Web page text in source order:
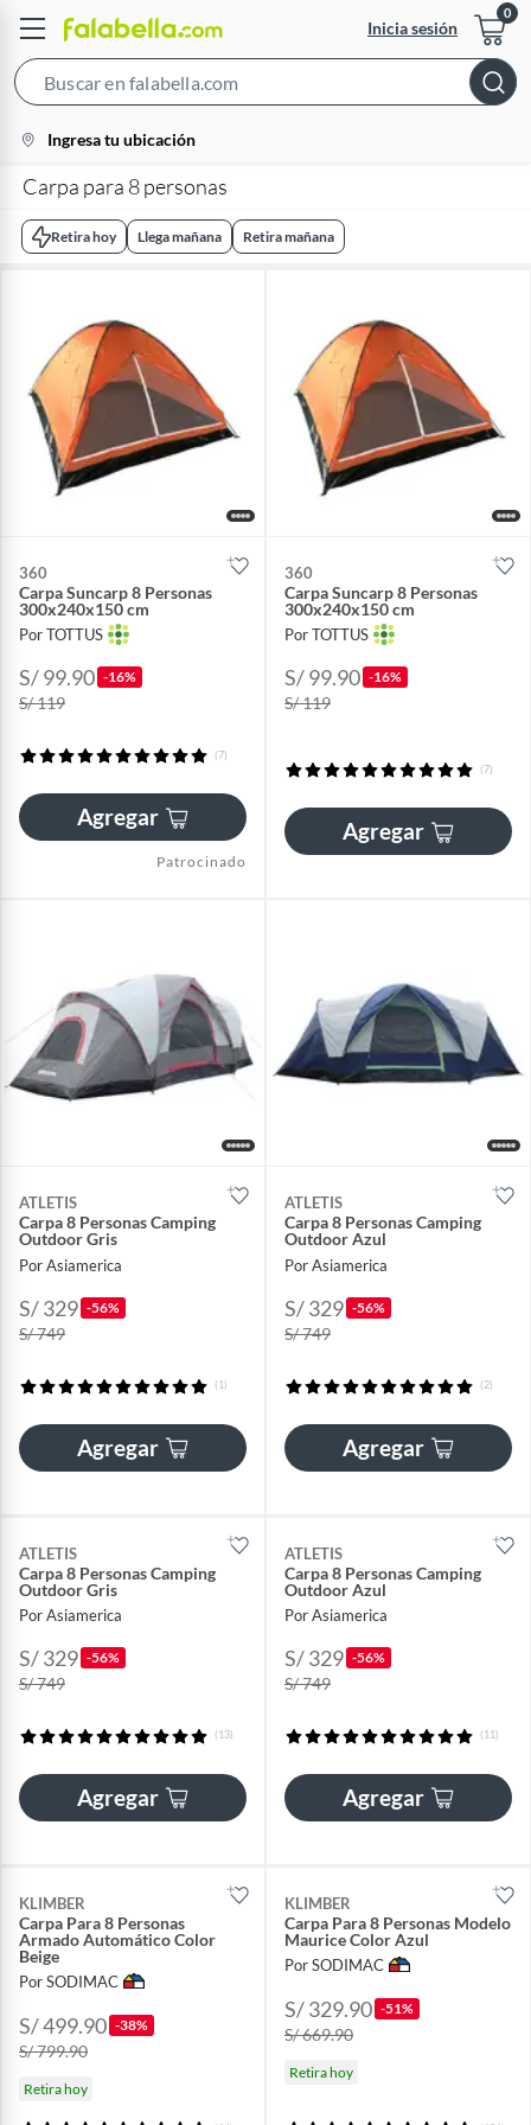
Inicia sesión
Bar
location-
icon
Ingresa tu ubicación
Carpa para 8 personas
Retira hoy Llega mañana Retira mañana
360
Carpa Suncarp 8 Personas
300x240x150 cm
Por TOTTUS
S/ 99.90 -16%
S/ 119
(7)
Agregar
Patrocinado
360
Carpa Suncarp 8 Personas
300x240x150 cm
Por TOTTUS
S/ 99.90 -16%
S/ 119
(7)
Agregar
ATLETIS
Carpa 8 Personas Camping
Outdoor Gris
Por Asiamerica
S/ 329 -56%
S/ 749
(1)
Agregar
ATLETIS
Carpa 8 Personas Camping
Outdoor Azul
Por Asiamerica
S/ 329 -56%
S/ 749
(2)
Agregar
ATLETIS
Carpa 8 Personas Camping
Outdoor Gris
Por Asiamerica
S/ 329 -56%
S/ 749
(13)
Agregar
ATLETIS
Carpa 8 Personas Camping
Outdoor Azul
Por Asiamerica
S/ 329 -56%
S/ 749
(11)
Agregar
KLIMBER
Carpa Para 8 Personas
Armado Automático Color
Beige
Por SODIMAC
S/ 499.90 -38%
S/ 799.90
Retira hoy
KLIMBER
Carpa Para 8 Personas Modelo
Maurice Color Azul
Por SODIMAC
S/ 329.90 -51%
S/ 669.90
Retira hoy